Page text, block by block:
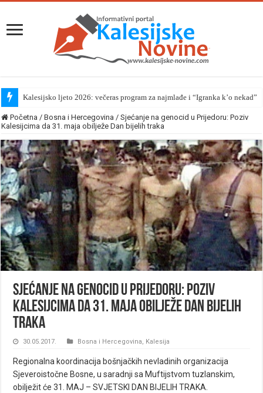
Kalesijsko ljeto 2026: večeras program za najmlađe i “Igranka k’o nekad”
Početna / Bosna i Hercegovina / Sjećanje na genocid u Prijedoru: Poziv
Kalesijcima da 31. maja obilježe Dan bijelih traka
Sjećanje na genocid u Prijedoru: Poziv
Kalesijcima da 31. maja obilježe Dan bijelih
traka
30.05.2017. Bosna i Hercegovina, Kalesija
Regionalna koordinacija bošnjačkih nevladinih organizacija
Sjeveroistočne Bosne, u saradnji sa Muftijstvom tuzlanskim,
obilježit će 31. MAJ – SVJETSKI DAN BIJELIH TRAKA.